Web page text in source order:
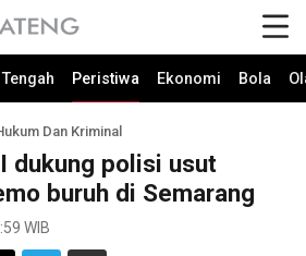
Peristiwa Ekonomi Bola
Dan Kriminal
dukung polisi usut
buruh di Semarang
WIB